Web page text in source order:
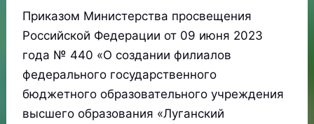
Приказом Министерства просвещения
Российской Федерации от 09 июня 2023
года № 440 «О создании филиалов
федерального государственного
бюджетного образовательного учреждения
высшего образования «Луганский